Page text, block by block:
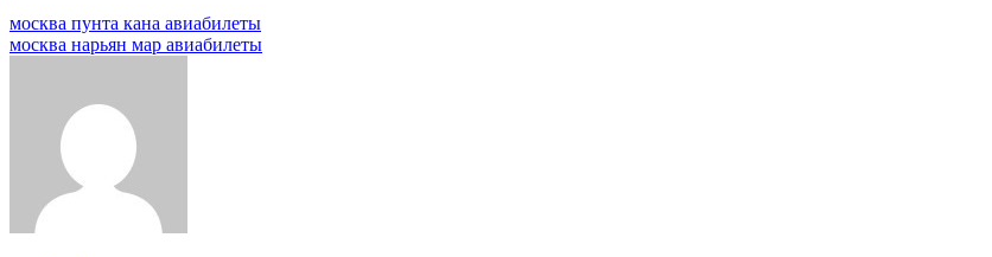
Навигация
по
москва пунта кана авиабилеты
москва нарьян мар авиабилеты